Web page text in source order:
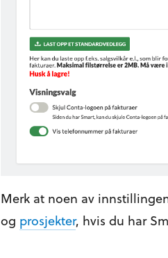
Merk at noen av
og prosjekter, hvis du har